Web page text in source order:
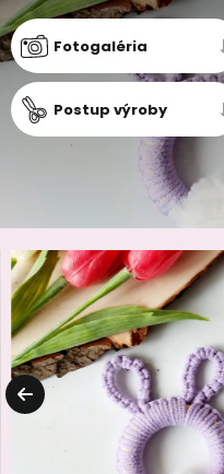
Fotogaléria
Postup výroby